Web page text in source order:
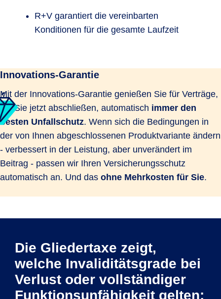
R+V garantiert die vereinbarten
Konditionen für die gesamte Laufzeit
Innovations-Garantie
Mit der Innovations-Garantie genießen Sie für Verträge,
die Sie jetzt abschließen, automatisch immer den
besten Unfallschutz. Wenn sich die Bedingungen in
der von Ihnen abgeschlossenen Produktvariante ändern
- verbessert in der Leistung, aber unverändert im
Beitrag - passen wir Ihren Versicherungsschutz
automatisch an. Und das ohne Mehrkosten für Sie.
Die Gliedertaxe zeigt,
welche Invaliditätsgrade bei
Verlust oder vollständiger
Funktionsunfähigkeit gelten: